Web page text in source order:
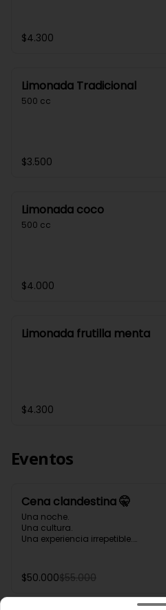
$4.300
Limonada Tradicional
500 cc
$3.500
Limonada coco
500 cc
$4.000
Limonada frutilla menta
$4.300
Eventos
Cena clandestina 🤫
Una noche.
Una cultura.
Una experiencia irrepetible.
nuestras Cenas Clandestinas: una
experiencia gastronómica
plato busca conectar tradición,
$50.000$55.000